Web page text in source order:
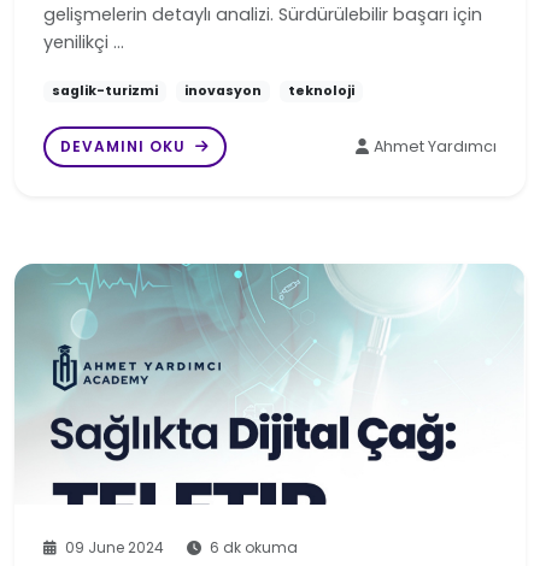
gelişmelerin detaylı analizi. Sürdürülebilir başarı için
yenilikçi …
saglik-turizmi inovasyon teknoloji
DEVAMINI OKU Ahmet Yardımcı
09 June 2024 6 dk okuma